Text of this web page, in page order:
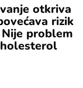
otkriva
rizik
problem